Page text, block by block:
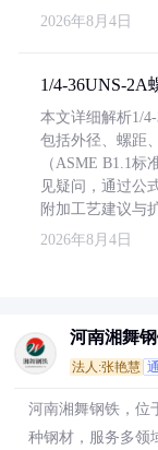
2026年8月4日
1/4-36UNS-2A
本文详细解析1/
包括外径、螺距
（ASME B1.1标
见疑问，通过公
附加工艺建议与
2026年8月4日
河南湘舞
法人:张艳慧
河南湘舞钢铁，位
种钢材，服务多领